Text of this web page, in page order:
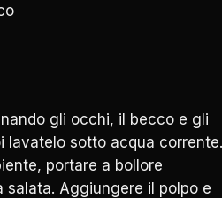
gli occhi, il becco e gli
lavatelo sotto acqua corrente.
portare a bollore
salata. Aggiungere il polpo e